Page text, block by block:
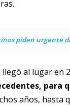
piden urgente
al lugar en
para
años, hasta